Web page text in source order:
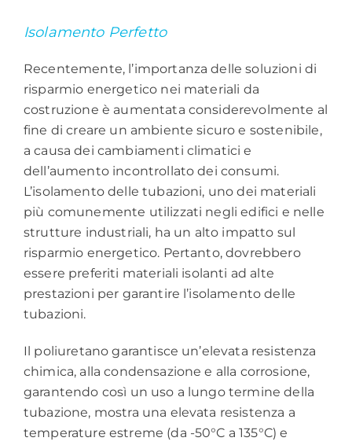
Isolamento Perfetto
Recentemente, l’importanza delle soluzioni di
risparmio energetico nei materiali da
costruzione è aumentata considerevolmente al
fine di creare un ambiente sicuro e sostenibile,
a causa dei cambiamenti climatici e
dell’aumento incontrollato dei consumi.
L’isolamento delle tubazioni, uno dei materiali
più comunemente utilizzati negli edifici e nelle
strutture industriali, ha un alto impatto sul
risparmio energetico. Pertanto, dovrebbero
essere preferiti materiali isolanti ad alte
prestazioni per garantire l’isolamento delle
tubazioni.
Il poliuretano garantisce un’elevata resistenza
chimica, alla condensazione e alla corrosione,
garantendo così un uso a lungo termine della
tubazione, mostra una elevata resistenza a
temperature estreme (da -50°C a 135°C) e